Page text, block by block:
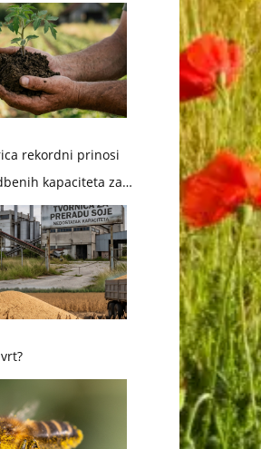
rekordni prinosi
kapaciteta za